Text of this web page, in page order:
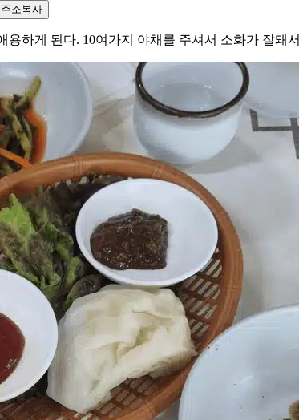
주소복사
하게 된다. 10여가지 야채를 주셔서 소화가 잘돼